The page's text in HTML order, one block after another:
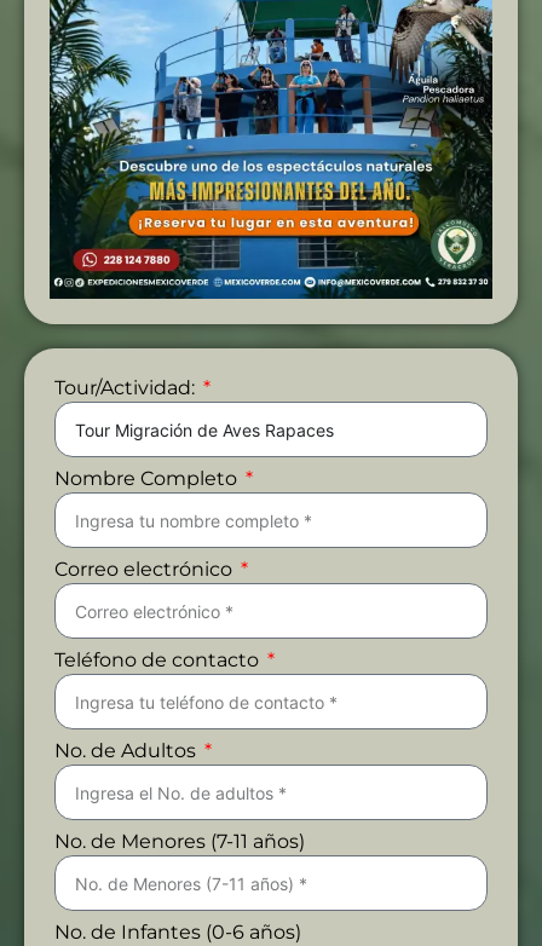
Tour/Actividad:
Nombre Completo
Correo electrónico
Teléfono de contacto
No. de Adultos
No. de Menores (7-11 años)
No. de Infantes (0-6 años)